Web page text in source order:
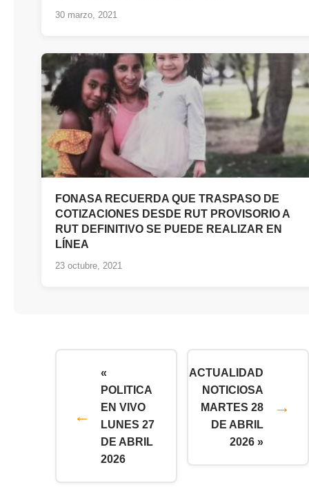
30 marzo, 2021
FONASA RECUERDA QUE TRASPASO DE
COTIZACIONES DESDE RUT PROVISORIO A
RUT DEFINITIVO SE PUEDE REALIZAR EN
LÍNEA
23 octubre, 2021
«
POLITICA
EN VIVO
LUNES 27
DE ABRIL
2026
ACTUALIDAD
NOTICIOSA
MARTES 28
DE ABRIL
2026 »